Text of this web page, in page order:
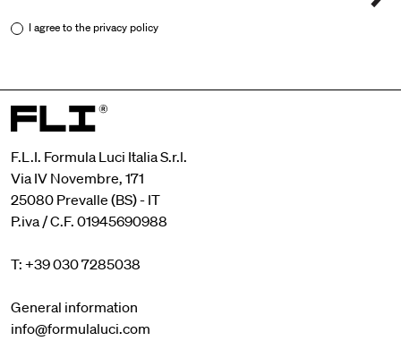
I agree to theprivacy policy
F.L.I. Formula Luci Italia S.r.l.
Via IV Novembre, 171
25080 Prevalle (BS) - IT
P.iva / C.F. 01945690988
T: +39 030 7285038
General information
info@formulaluci.com